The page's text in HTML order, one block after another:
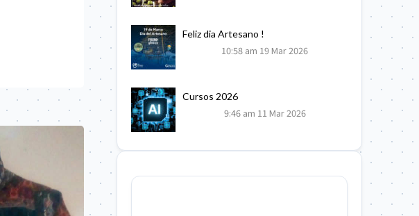
Feliz dia Artesano !
10:58 am 19 Mar 2026
Cursos 2026
9:46 am 11 Mar 2026